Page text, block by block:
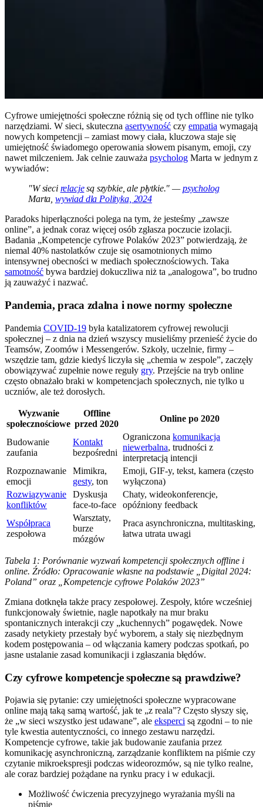
Cyfrowe umiejętności społeczne różnią się od tych offline nie tylko
narzędziami. W sieci, skuteczna asertywność czy empatia wymagają
nowych kompetencji – zamiast mowy ciała, kluczowa staje się
umiejętność świadomego operowania słowem pisanym, emoji, czy
nawet milczeniem. Jak celnie zauważa psycholog Marta w jednym z
wywiadów:
"W sieci relacjesą szybkie, ale płytkie." —psycholog
Marta, wywiad dla Polityka, 2024
Paradoks hiperłączności polega na tym, że jesteśmy „zawsze
online”, a jednak coraz więcej osób zgłasza poczucie izolacji.
Badania „Kompetencje cyfrowe Polaków 2023” potwierdzają, że
niemal 40% nastolatków czuje się osamotnionych mimo
intensywnej obecności w mediach społecznościowych. Taka
samotność bywa bardziej dokuczliwa niż ta „analogowa”, bo trudno
ją zauważyć i nazwać.
Pandemia, praca zdalna i nowe normy społeczne
Pandemia COVID-19 była katalizatorem cyfrowej rewolucji
społecznej – z dnia na dzień wszyscy musieliśmy przenieść życie do
Teamsów, Zoomów i Messengerów. Szkoły, uczelnie, firmy –
wszędzie tam, gdzie kiedyś liczyła się „chemia w zespole”, zaczęły
obowiązywać zupełnie nowe reguły gry. Przejście na tryb online
często obnażało braki w kompetencjach społecznych, nie tylko u
uczniów, ale też dorosłych.
Wyzwanie
społecznościowe
Offline
przed 2020
Online po 2020
Budowanie
zaufania
Kontakt
bezpośredni
Ograniczona komunikacja
niewerbalna, trudności z
interpretacją intencji
Rozpoznawanie
emocji
Mimikra,
gesty, ton
Emoji, GIF-y, tekst, kamera (często
wyłączona)
Rozwiązywanie
konfliktów
Dyskusja
face-to-face
Chaty, wideokonferencje,
opóźniony feedback
Współpraca
zespołowa
Warsztaty,
burze
mózgów
Praca asynchroniczna, multitasking,
łatwa utrata uwagi
Tabela 1: Porównanie wyzwań kompetencji społecznych offline i
online. Źródło: Opracowanie własne na podstawie „Digital 2024:
Poland” oraz „Kompetencje cyfrowe Polaków 2023”
Zmiana dotknęła także pracy zespołowej. Zespoły, które wcześniej
funkcjonowały świetnie, nagle napotkały na mur braku
spontanicznych interakcji czy „kuchennych” pogawędek. Nowe
zasady netykiety przestały być wyborem, a stały się niezbędnym
kodem postępowania – od włączania kamery podczas spotkań, po
jasne ustalanie zasad komunikacji i zgłaszania błędów.
Czy cyfrowe kompetencje społeczne są prawdziwe?
Pojawia się pytanie: czy umiejętności społeczne wypracowane
online mają taką samą wartość, jak te „z reala”? Często słyszy się,
że „w sieci wszystko jest udawane”, ale eksperci są zgodni – to nie
tyle kwestia autentyczności, co innego zestawu narzędzi.
Kompetencje cyfrowe, takie jak budowanie zaufania przez
komunikację asynchroniczną, zarządzanie konfliktem na piśmie czy
czytanie mikroekspresji podczas wideorozmów, są nie tylko realne,
ale coraz bardziej pożądane na rynku pracy i w edukacji.
Możliwość ćwiczenia precyzyjnego wyrażania myśli na
piśmie